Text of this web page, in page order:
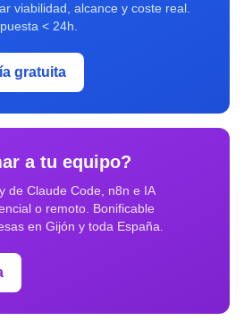
viabilidad, alcance y coste real.
< 24h.
gratuita
a tu equipo?
de Claude Code, n8n e IA
o remoto. Bonificable
en Gijón y toda España.